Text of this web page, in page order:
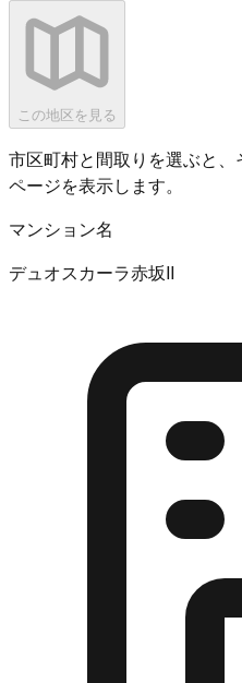
この地区を見る
市区町村と間取りを選ぶと
ページを表示します。
マンション名
デュオスカーラ赤坂II